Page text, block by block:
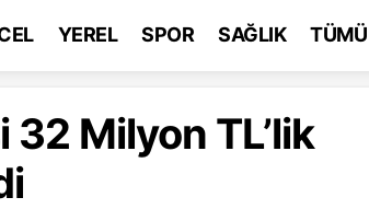
YEREL SPOR SAĞLIK TÜMÜ
Milyon TL’lik